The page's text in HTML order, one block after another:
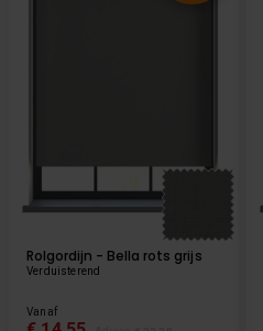
Rolgordijn - Bella rots grijs
Verduisterend
Vanaf